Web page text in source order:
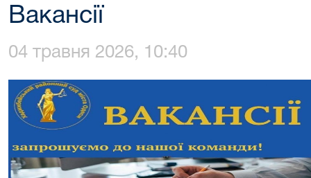
Вакансії
04 травня 2026, 10:40